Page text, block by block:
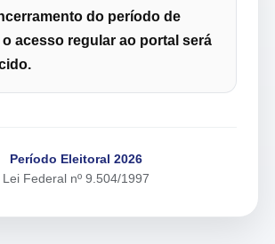
do período de
acesso regular ao portal será
Período Eleitoral 2026
Lei Federal nº 9.504/1997